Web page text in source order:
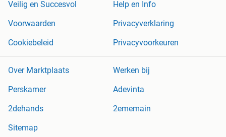
Veilig en Succesvol
Help en Info
Voorwaarden
Privacyverklaring
Cookiebeleid
Privacyvoorkeuren
Over Marktplaats
Werken bij
Perskamer
Adevinta
2dehands
2ememain
Sitemap